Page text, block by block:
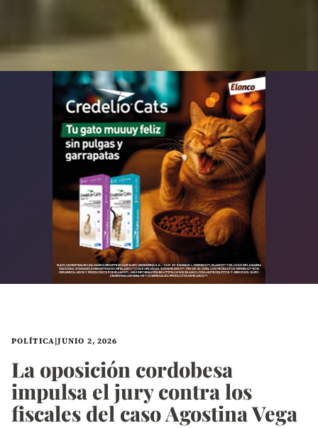
POLÍTICA|JUNIO 2, 2026
La oposición cordobesa
impulsa el jury contra los
fiscales del caso Agostina Vega